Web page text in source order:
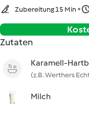
Zubereitung 15 Min
Zutaten
Karamell-
(z.B. Werthers
Milch